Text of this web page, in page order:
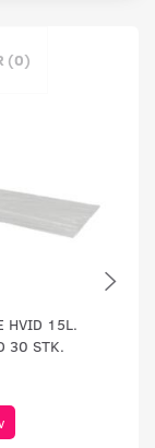
(0)
HVID 15L.
30 STK.